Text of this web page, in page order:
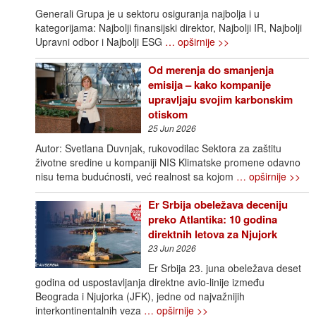
Generali Grupa je u sektoru osiguranja najbolja i u
kategorijama: Najbolji finansijski direktor, Najbolji IR, Najbolji
Upravni odbor i Najbolji ESG … opširnije >>
Od merenja do smanjenja
emisija – kako kompanije
upravljaju svojim karbonskim
otiskom
25 Jun 2026
Autor: Svetlana Duvnjak, rukovodilac Sektora za zaštitu
životne sredine u kompaniji NIS Klimatske promene odavno
nisu tema budućnosti, već realnost sa kojom … opširnije >>
Er Srbija obeležava deceniju
preko Atlantika: 10 godina
direktnih letova za Njujork
23 Jun 2026
Er Srbija 23. juna obeležava deset
godina od uspostavljanja direktne avio-linije između
Beograda i Njujorka (JFK), jedne od najvažnijih
interkontinentalnih veza … opširnije >>